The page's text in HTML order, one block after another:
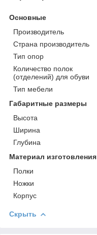
Основные
Производитель
Страна производитель
Тип опор
Количество полок
(отделений) для обуви
Тип мебели
Габаритные размеры
Высота
Ширина
Глубина
Материал изготовления
Полки
Ножки
Корпус
Скрыть